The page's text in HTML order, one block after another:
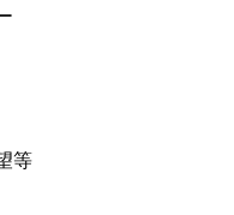
等